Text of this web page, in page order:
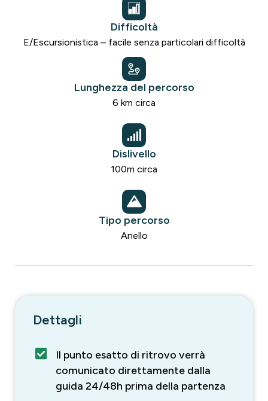
Difficoltà
E/Escursionistica – facile senza particolari difficoltà
Lunghezza del percorso
6 km circa
Dislivello
100m circa
Tipo percorso
Anello
Dettagli
Il punto esatto di ritrovo verrà
comunicato direttamente dalla
guida 24/48h prima della partenza